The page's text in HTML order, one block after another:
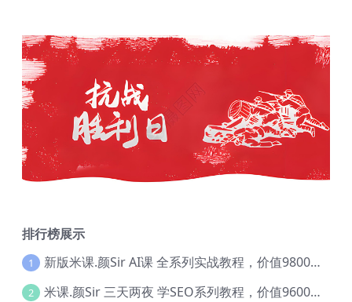
排行榜展示
1 新版米课.颜Sir AI课 全系列实战教程，价值9800，跨境首选！【Ag-0052】
2 米课.颜Sir 三天两夜 学SEO系列教程，价值9600元，跨境人都在学 【Ag-0056】